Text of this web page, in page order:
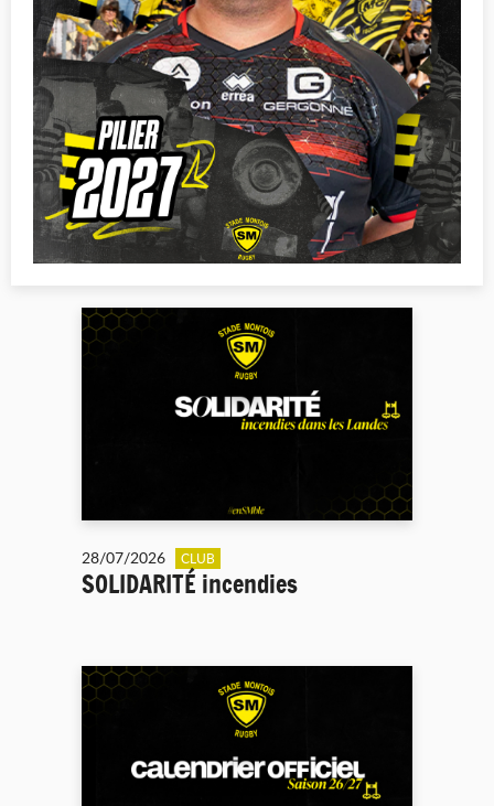
28/07/2026 CLUB
SOLIDARITÉ incendies